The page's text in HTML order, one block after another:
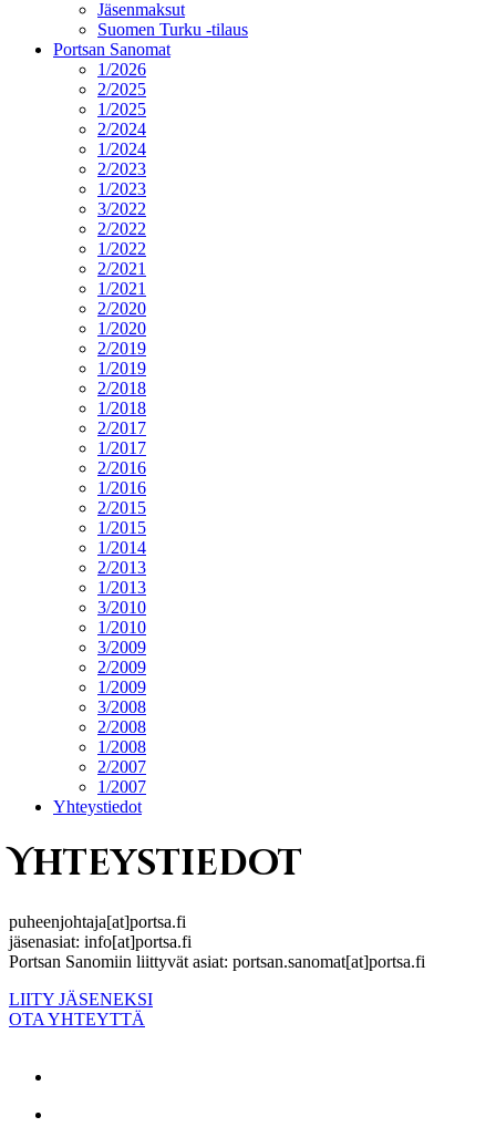
Jäsenmaksut
Suomen Turku -tilaus
Portsan Sanomat
1/2026
2/2025
1/2025
2/2024
1/2024
2/2023
1/2023
3/2022
2/2022
1/2022
2/2021
1/2021
2/2020
1/2020
2/2019
1/2019
2/2018
1/2018
2/2017
1/2017
2/2016
1/2016
2/2015
1/2015
1/2014
2/2013
1/2013
3/2010
1/2010
3/2009
2/2009
1/2009
3/2008
2/2008
1/2008
2/2007
1/2007
Yhteystiedot
Yhteystiedot
puheenjohtaja[at]portsa.fi
jäsenasiat: info[at]portsa.fi
Portsan Sanomiin liittyvät asiat: portsan.sanomat[at]portsa.fi
LIITY JÄSENEKSI
OTA YHTEYTTÄ